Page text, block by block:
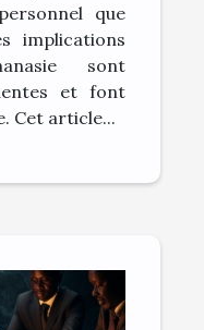
que
implications
sont
et font
Cet article...